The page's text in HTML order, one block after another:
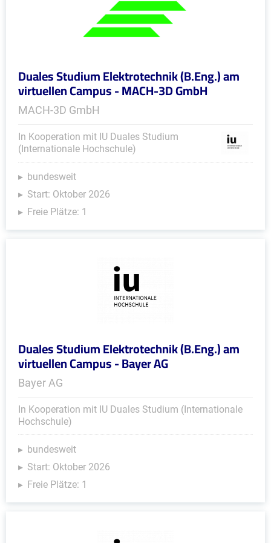
Duales Studium Elektrotechnik (B.Eng.) am
virtuellen Campus - MACH-3D GmbH
MACH-3D GmbH
In Kooperation mit IU Duales Studium
(Internationale Hochschule)
bundesweit
Start: Oktober 2026
Freie Plätze: 1
Duales Studium Elektrotechnik (B.Eng.) am
virtuellen Campus - Bayer AG
Bayer AG
In Kooperation mit IU Duales Studium (Internationale
Hochschule)
bundesweit
Start: Oktober 2026
Freie Plätze: 1